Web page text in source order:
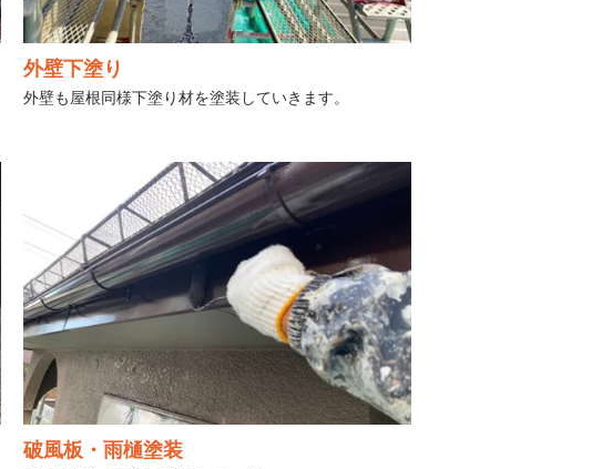
外壁下塗り
外壁も屋根同様下塗り材を塗装していきます。
破風板・雨樋塗装